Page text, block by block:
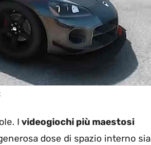
I videogiochi più maestosi
dose di spazio interno sia